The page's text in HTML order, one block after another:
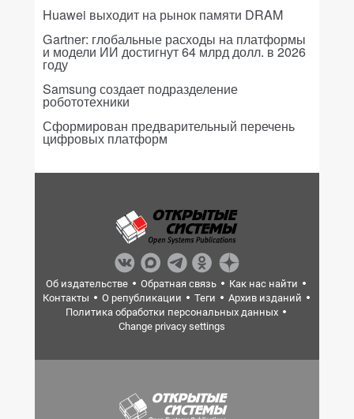
Huawei выходит на рынок памяти DRAM
Gartner: глобальные расходы на платформы
и модели ИИ достигнут 64 млрд долл. в 2026
году
Samsung создает подразделение
робототехники
Сформирован предварительный перечень
цифровых платформ
Об издательстве Обратная связь
Как нас найти
Контакты
О републикации Теги
Архив изданий
Политика обработки персональных данных
Change privacy settings